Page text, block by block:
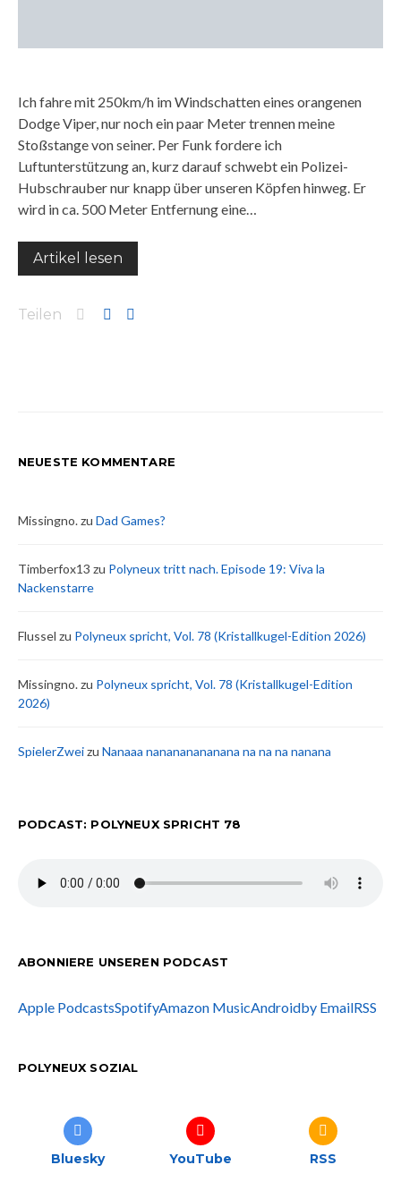
Ich fahre mit 250km/h im Windschatten eines orangenen
Dodge Viper, nur noch ein paar Meter trennen meine
Stoßstange von seiner. Per Funk fordere ich
Luftunterstützung an, kurz darauf schwebt ein Polizei-
Hubschrauber nur knapp über unseren Köpfen hinweg. Er
wird in ca. 500 Meter Entfernung eine…
Artikel lesen
Teilen
NEUESTE KOMMENTARE
Missingno.zu Dad Games?
Timberfox13 zu Polyneux tritt nach. Episode 19: Viva la
Nackenstarre
Flussel zu Polyneux spricht, Vol. 78 (Kristallkugel-Edition 2026)
Missingno.zu Polyneux spricht, Vol. 78 (Kristallkugel-Edition
2026)
SpielerZweizu Nanaaa nanananananana na na na nanana
PODCAST: POLYNEUX SPRICHT 78
ABONNIERE UNSEREN PODCAST
Apple PodcastsSpotifyAmazon MusicAndroidby EmailRSS
POLYNEUX SOZIAL
Bluesky YouTube RSS